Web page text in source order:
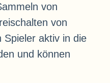
von
von
Spieler aktiv in die
und können